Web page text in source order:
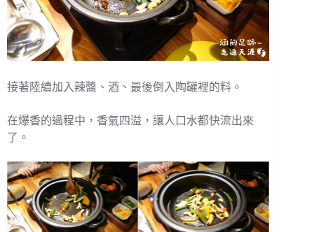
接著陸續加入辣醬、酒、最後倒入陶罐裡的料。
在爆香的過程中，香氣四溢，讓人口水都快流出來
了。